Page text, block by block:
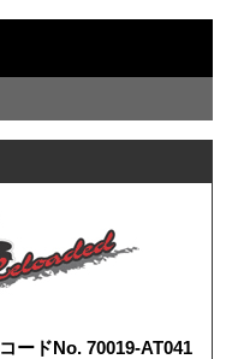
コードNo. 70019-AT041